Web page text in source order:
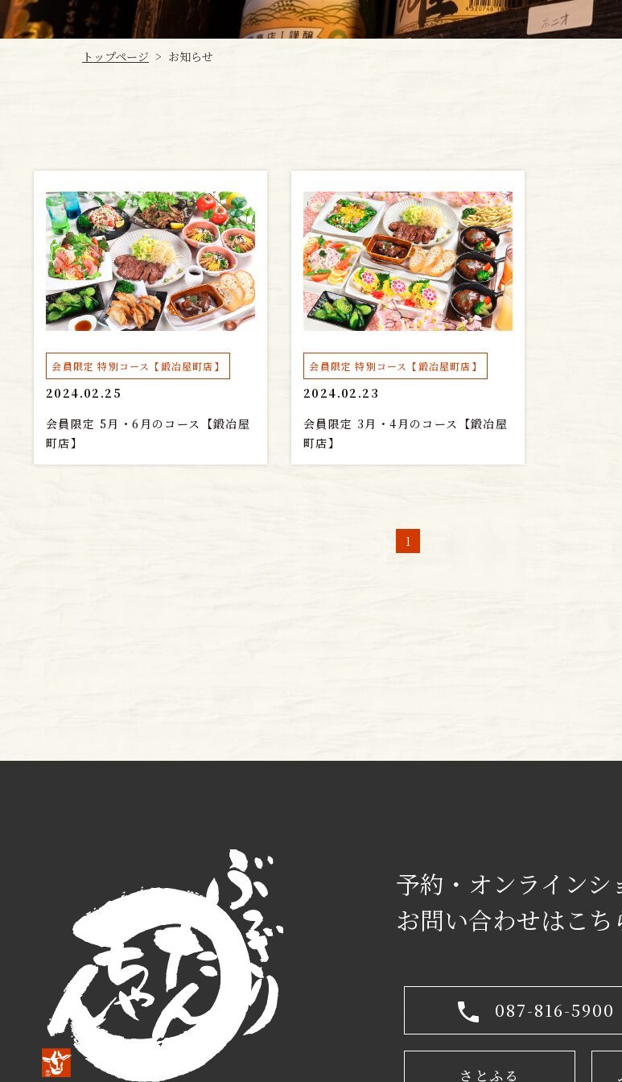
トップページ > お知らせ
会員限定 特別コース【鍛冶屋町店】
2024.02.25
会員限定 5月・6月のコース【鍛冶屋
町店】
会員限定 特別コース【鍛冶屋町店】
2024.02.23
会員限定 3月・4月のコース【鍛冶屋
町店】
1
予約・オンラインシ
お問い合わせはこち
087-816-5900
さとふる